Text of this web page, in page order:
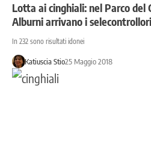
Lotta ai cinghiali: nel Parco del
Alburni arrivano i selecontrollori
In 232 sono risultati idonei
Katiuscia Stio25 Maggio 2018